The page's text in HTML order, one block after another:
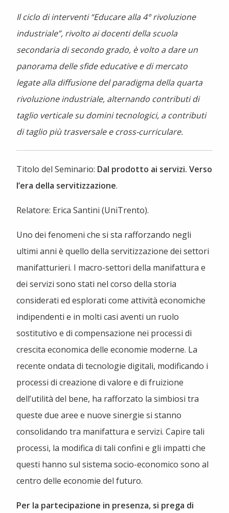
Il ciclo di interventi “Educare alla 4° rivoluzione
industriale”, rivolto ai docenti della scuola
secondaria di secondo grado, è volto a dare un
panorama delle sfide educative e di mercato
legate alla diffusione del paradigma della quarta
rivoluzione industriale, alternando contributi di
taglio verticale su domini tecnologici, a contributi
di taglio più trasversale e cross-curriculare.
Titolo del Seminario: Dal prodotto ai servizi. Verso
l’era della servitizzazione.
Relatore: Erica Santini (UniTrento).
Uno dei fenomeni che si sta rafforzando negli
ultimi anni è quello della servitizzazione dei settori
manifatturieri. I macro-settori della manifattura e
dei servizi sono stati nel corso della storia
considerati ed esplorati come attività economiche
indipendenti e in molti casi aventi un ruolo
sostitutivo e di compensazione nei processi di
crescita economica delle economie moderne. La
recente ondata di tecnologie digitali, modificando i
processi di creazione di valore e di fruizione
dell’utilità del bene, ha rafforzato la simbiosi tra
queste due aree e nuove sinergie si stanno
consolidando tra manifattura e servizi. Capire tali
processi, la modifica di tali confini e gli impatti che
questi hanno sul sistema socio-economico sono al
centro delle economie del futuro.
Per la partecipazione in presenza, si prega di